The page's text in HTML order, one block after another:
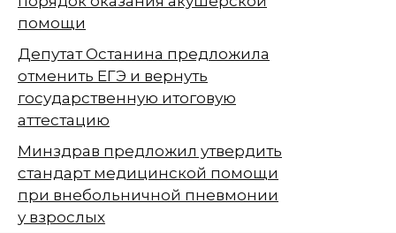
помощи
Депутат Останина предложила
отменить ЕГЭ и вернуть
государственную итоговую
аттестацию
Минздрав предложил утвердить
стандарт медицинской помощи
при внебольничной пневмонии
у взрослых